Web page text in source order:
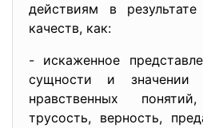
действиям в
качеств, как:
- искаженное
сущности и значении
нравственных
трусость, верность,